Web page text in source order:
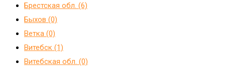
Брестская обл. (6)
Быхов (0)
Ветка (0)
Витебск (1)
Витебская обл. (0)